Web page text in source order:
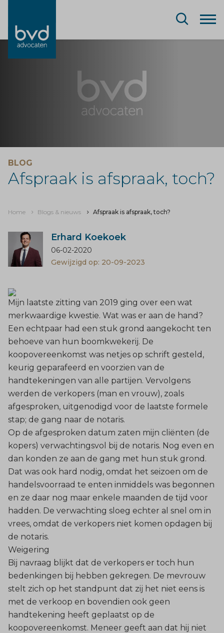
BLOG
Afspraak is afspraak, toch?
Home Blogs & nieuws Afspraak is afspraak, toch?
Erhard Koekoek
06-02-2020
Gewijzigd op: 20-09-2023
Mijn laatste zitting van 2019 ging over een wat
merkwaardige kwestie. Wat was er aan de hand?
Een echtpaar had een stuk grond aangekocht ten
behoeve van hun boomkwekerij. De
koopovereenkomst was netjes op schrift gesteld,
keurig geparafeerd en voorzien van de
handtekeningen van alle partijen. Vervolgens
werden de verkopers (man en vrouw), zoals
afgesproken, uitgenodigd voor de laatste formele
stap; de gang naar de notaris.
Op de afgesproken datum zaten mijn cliënten (de
kopers) verwachtingsvol bij de notaris. Nog even en
dan konden ze aan de gang met hun stuk grond.
Dat was ook hard nodig, omdat het seizoen om de
handelsvoorraad te enten inmiddels was begonnen
en ze daar nog maar enkele maanden de tijd voor
hadden. De verwachting sloeg echter al snel om in
vrees, omdat de verkopers niet komen opdagen bij
de notaris.
Weigering
Bij navraag blijkt dat de verkopers er toch hun
bedenkingen bij hebben gekregen. De mevrouw
stelt zich op het standpunt dat zij het niet eens is
met de verkoop en bovendien ook geen
handtekening heeft geplaatst op de
koopovereenkomst. Meneer geeft aan dat hij niet